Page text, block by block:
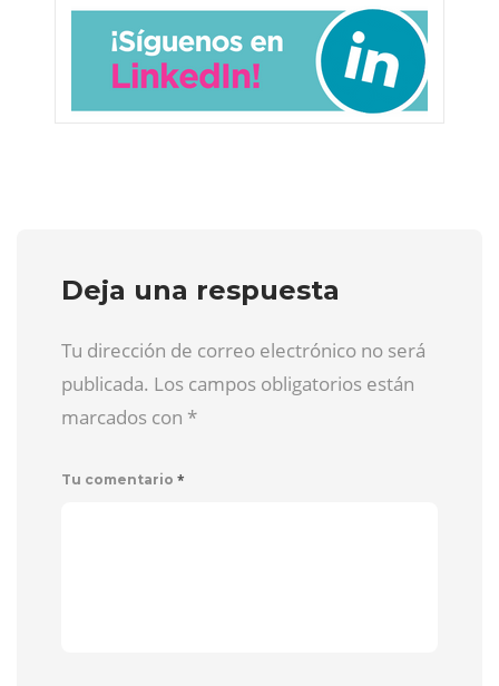
Deja una respuesta
Tu dirección de correo electrónico no será
publicada. Los campos obligatorios están
marcados con *
Tu comentario *